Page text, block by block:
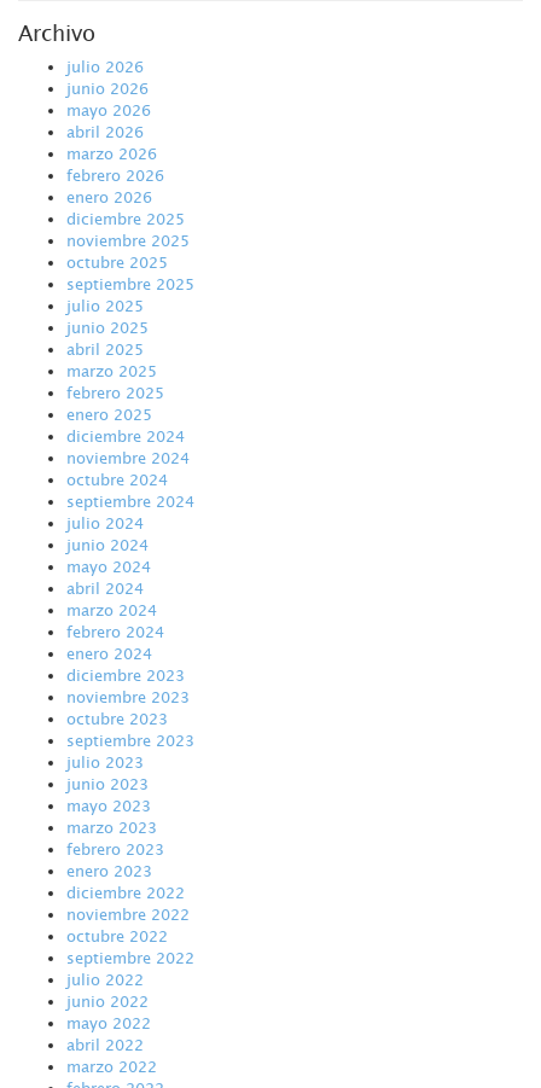
Archivo
julio 2026
junio 2026
mayo 2026
abril 2026
marzo 2026
febrero 2026
enero 2026
diciembre 2025
noviembre 2025
octubre 2025
septiembre 2025
julio 2025
junio 2025
abril 2025
marzo 2025
febrero 2025
enero 2025
diciembre 2024
noviembre 2024
octubre 2024
septiembre 2024
julio 2024
junio 2024
mayo 2024
abril 2024
marzo 2024
febrero 2024
enero 2024
diciembre 2023
noviembre 2023
octubre 2023
septiembre 2023
julio 2023
junio 2023
mayo 2023
marzo 2023
febrero 2023
enero 2023
diciembre 2022
noviembre 2022
octubre 2022
septiembre 2022
julio 2022
junio 2022
mayo 2022
abril 2022
marzo 2022